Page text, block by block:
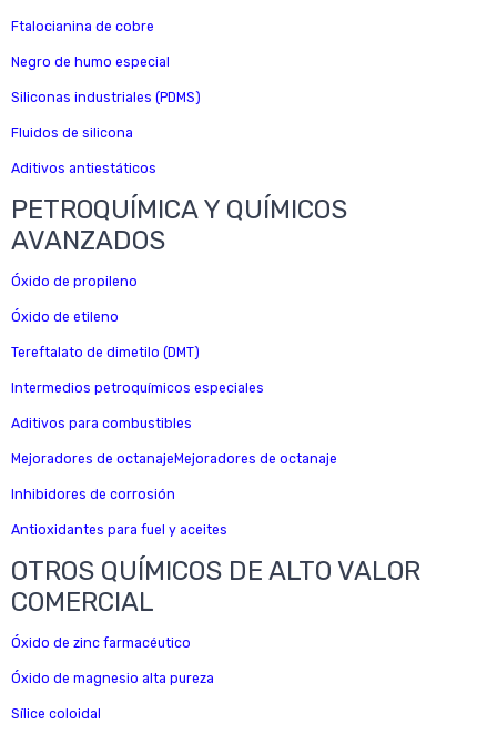
Ftalocianina de cobre
Negro de humo especial
Siliconas industriales (PDMS)
Fluidos de silicona
Aditivos antiestáticos
PETROQUÍMICA Y QUÍMICOS
AVANZADOS
Óxido de propileno
Óxido de etileno
Tereftalato de dimetilo (DMT)
Intermedios petroquímicos especiales
Aditivos para combustibles
Mejoradores de octanajeMejoradores de octanaje
Inhibidores de corrosión
Antioxidantes para fuel y aceites
OTROS QUÍMICOS DE ALTO VALOR
COMERCIAL
Óxido de zinc farmacéutico
Óxido de magnesio alta pureza
Sílice coloidal